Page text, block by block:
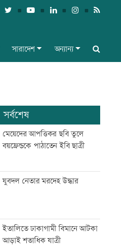
সারাদেশ অন্যান্য
সর্বশেষ
মেয়েদের আপত্তিকর ছবি তুলে
বয়ফ্রেন্ডকে পাঠাতেন ইবি ছাত্রী
যুবদল নেতার মরদেহ উদ্ধার
ইতালিতে ঢাকাগামী বিমানে আটকা
আড়াই শতাধিক যাত্রী